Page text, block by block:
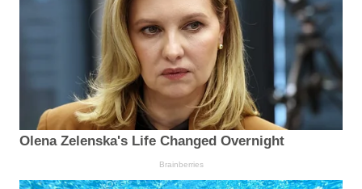
Olena Zelenska's Life Changed Overnight
Brainberries